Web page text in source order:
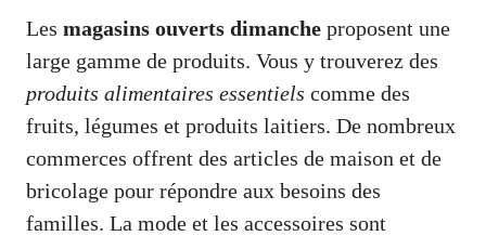
Les magasins ouverts dimanche proposent une
large gamme de produits. Vous y trouverez des
produits alimentaires essentiels comme des
fruits, légumes et produits laitiers. De nombreux
commerces offrent des articles de maison et de
bricolage pour répondre aux besoins des
familles. La mode et les accessoires sont